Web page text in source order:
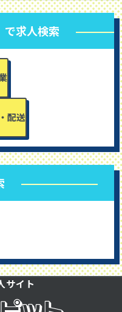
求人検索
配送
サイト